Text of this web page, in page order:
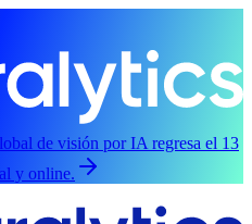
de visión por IA regresa el 13
y online.